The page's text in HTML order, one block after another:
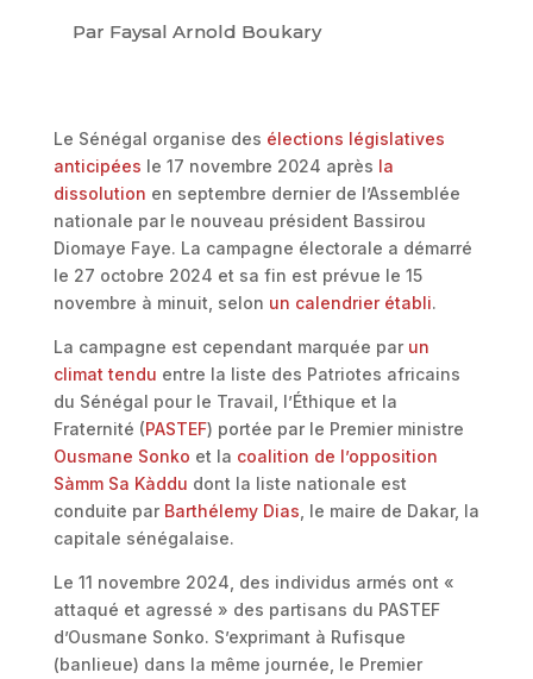
Par Faysal Arnold Boukary
Le Sénégal organise des élections législatives
anticipées le 17 novembre 2024 après la
dissolution en septembre dernier de l’Assemblée
nationale par le nouveau président Bassirou
Diomaye Faye. La campagne électorale a démarré
le 27 octobre 2024 et sa fin est prévue le 15
novembre à minuit, selon un calendrier établi.
La campagne est cependant marquée par un
climat tendu entre la liste des Patriotes africains
du Sénégal pour le Travail, l’Éthique et la
Fraternité (PASTEF) portée par le Premier ministre
Ousmane Sonko et la coalition de l’opposition
Sàmm Sa Kàddu dont la liste nationale est
conduite par Barthélemy Dias , le maire de Dakar, la
capitale sénégalaise.
Le 11 novembre 2024, des individus armés ont «
attaqué et agressé » des partisans du PASTEF
d’Ousmane Sonko. S’exprimant à Rufisque
(banlieue) dans la même journée, le Premier